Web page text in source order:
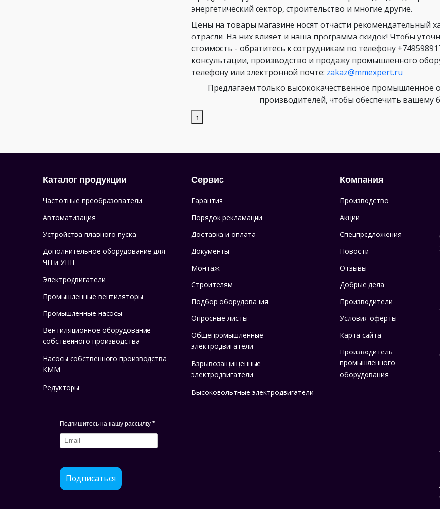
энергетический сектор, строительство и многие другие.
Цены на товары магазине носят отчасти рекомендательный
отрасли. На них влияет и наша программа скидок! Чтобы
стоимость - обратитесь к сотрудникам по телефону
консультации, производство и продажу промышленного
телефону или электронной почте: zakaz@mmexpert.ru
Предлагаем только высококачественное промышленное
производителей, чтобы обеспечить вашему
↑
Каталог продукции
Частотные преобразователи
Автоматизация
Устройства плавного пуска
Дополнительное оборудование для
ЧП и УПП
Электродвигатели
Промышленные вентиляторы
Промышленные насосы
Вентиляционное оборудование
собственного производства
Насосы собственного производства
KMM
Редукторы
Подпишитесь на нашу рассылку *
Подписаться
Сервис
Гарантия
Порядок рекламации
Доставка и оплата
Документы
Монтаж
Строителям
Подбор оборудования
Опросные листы
Общепромышленные
электродвигатели
Взрывозащищенные
электродвигатели
Высоковольтные электродвигатели
Компания
Производство
Акции
Спецпредложения
Новости
Отзывы
Добрые дела
Производители
Условия оферты
Карта сайта
Производитель
промышленного
оборудования